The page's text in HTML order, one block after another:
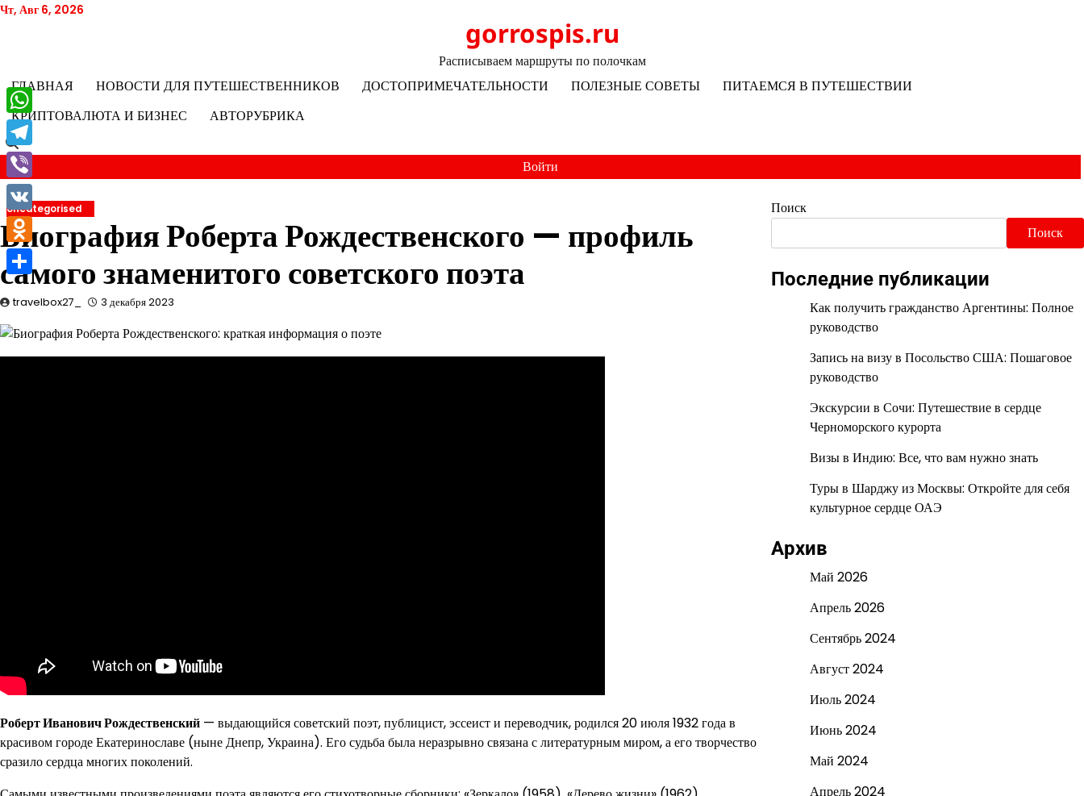
Перейти
Чт, Авг 6, 2026
gorrospis.ru
Расписываем маршруты по полочкам
ГЛАВНАЯ
НОВОСТИ ДЛЯ ПУТЕШЕСТВЕННИКОВ ДОСТОПРИМЕЧАТЕЛЬНОСТИ ПОЛЕЗНЫЕ СОВЕТЫ
ПИТАЕМСЯ В ПУТЕШЕСТВИИ
КРИПТОВАЛЮТА И БИЗНЕС
АВТОРУБРИКА
Войти
Uncategorised
Биография Роберта Рождественского — профиль
самого знаменитого советского поэта
travelbox27_ 3 декабря 2023
Роберт Иванович Рождественский — выдающийся советский поэт, публицист, эссеист и переводчик, родился 20 июля 1932 года в
красивом городе Екатеринославе (ныне Днепр, Украина). Его судьба была неразрывно связана с литературным миром, а его творчество
сразило сердца многих поколений.
Поиск
Поиск
Последние публикации
Как получить гражданство Аргентины: Полное
руководство
Запись на визу в Посольство США: Пошаговое
руководство
Экскурсии в Сочи: Путешествие в сердце
Черноморского курорта
Визы в Индию: Все, что вам нужно знать
Туры в Шарджу из Москвы: Откройте для себя
культурное сердце ОАЭ
Архив
Май 2026
Апрель 2026
Сентябрь 2024
Август 2024
Июль 2024
Июнь 2024
Май 2024
Апрель 2024
WhatsApp
Telegram
Viber
VK
Odnoklassniki
Отправить